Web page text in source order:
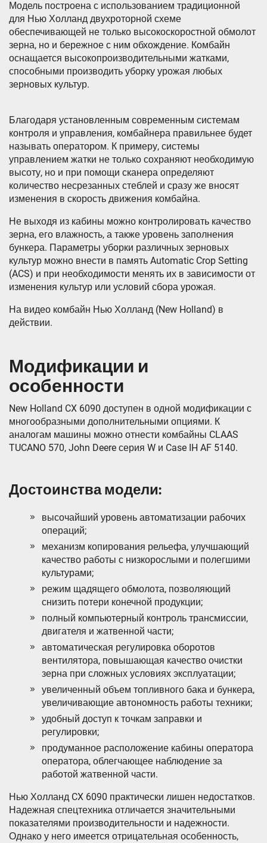
Модель построена с использованием традиционной
для Нью Холланд двухроторной схеме
обеспечивающей не только высокоскоростной обмолот
зерна, но и бережное с ним обхождение. Комбайн
оснащается высокопроизводительными жатками,
способными производить уборку урожая любых
зерновых культур.
Благодаря установленным современным системам
контроля и управления, комбайнера правильнее будет
называть оператором. К примеру, системы
управлением жатки не только сохраняют необходимую
высоту, но и при помощи сканера определяют
количество несрезанных стеблей и сразу же вносят
изменения в скорость движения комбайна.
Не выходя из кабины можно контролировать качество
зерна, его влажность, а также уровень заполнения
бункера. Параметры уборки различных зерновых
культур можно внести в память Automatic Crop Setting
(ACS) и при необходимости менять их в зависимости от
изменения культур или условий сбора урожая.
На видео комбайн Нью Холланд (New Holland) в
действии.
Модификации и
особенности
New Holland CX 6090 доступен в одной модификации с
многообразными дополнительными опциями. К
аналогам машины можно отнести комбайны CLAAS
TUCANO 570, John Deere серия W и Case IH AF 5140.
Достоинства модели:
высочайший уровень автоматизации рабочих
операций;
механизм копирования рельефа, улучшающий
качество работы с низкорослыми и полегшими
культурами;
режим щадящего обмолота, позволяющий
снизить потери конечной продукции;
полный компьютерный контроль трансмиссии,
двигателя и жатвенной части;
автоматическая регулировка оборотов
вентилятора, повышающая качество очистки
зерна при сложных условиях эксплуатации;
увеличенный объем топливного бака и бункера,
увеличивающие автономность работы техники;
удобный доступ к точкам заправки и
регулировки;
продуманное расположение кабины оператора
оператора, облегчающее наблюдение за
работой жатвенной части.
Нью Холланд CX 6090 практически лишен недостатков.
Надежная спецтехника отличается значительными
показателями производительности и надежности.
Однако у него имеется отрицательная особенность,